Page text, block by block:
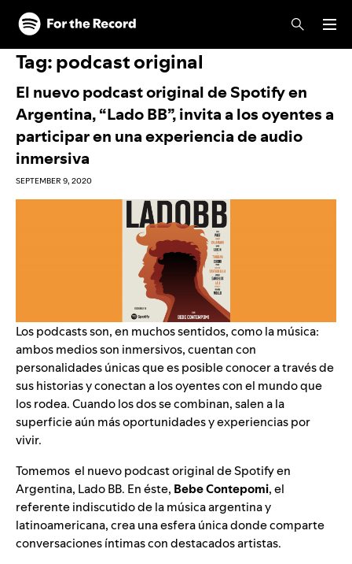
Skip to main content
Skip to footer
Tag:podcast original
El nuevo podcast original de Spotify en
Argentina, “Lado BB”, invita a los oyentes a
participar en una experiencia de audio
inmersiva
SEPTEMBER 9, 2020
Los podcasts son, en muchos sentidos, como la música:
ambos medios son inmersivos, cuentan con
personalidades únicas que es posible conocer a través de
sus historias y conectan a los oyentes con el mundo que
los rodea. Cuando los dos se combinan, salen a la
superficie aún más oportunidades y experiencias por
vivir.
Tomemos el nuevo podcast original de Spotify en
Argentina, Lado BB. En éste, Bebe Contepomi, el
referente indiscutido de la música argentina y
latinoamericana, crea una esfera única donde comparte
conversaciones íntimas con destacados artistas.